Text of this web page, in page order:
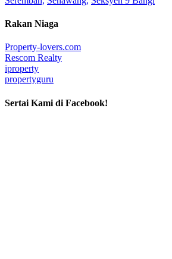
Rakan Niaga
Property-lovers.com
Rescom Realty
iproperty
propertyguru
Sertai Kami di Facebook!